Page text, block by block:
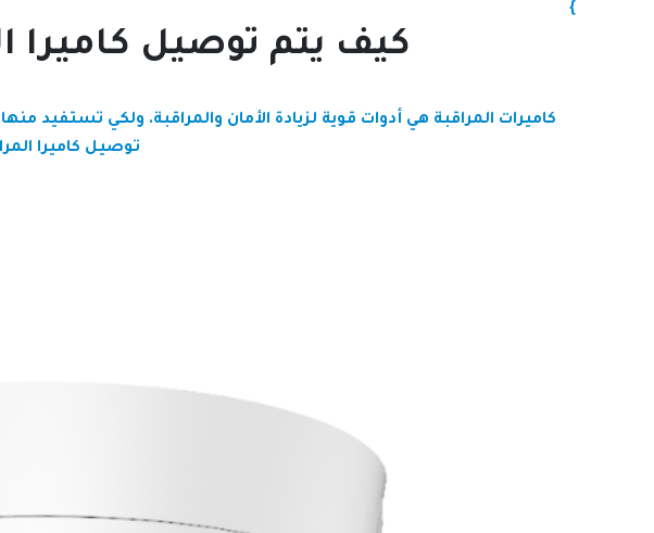
}
كيف يتم توصيل كاميرا
كاميرات المراقبة هي أدوات قوية لزيادة الأمان والمراقبة. ولكي
توصيل كاميرا